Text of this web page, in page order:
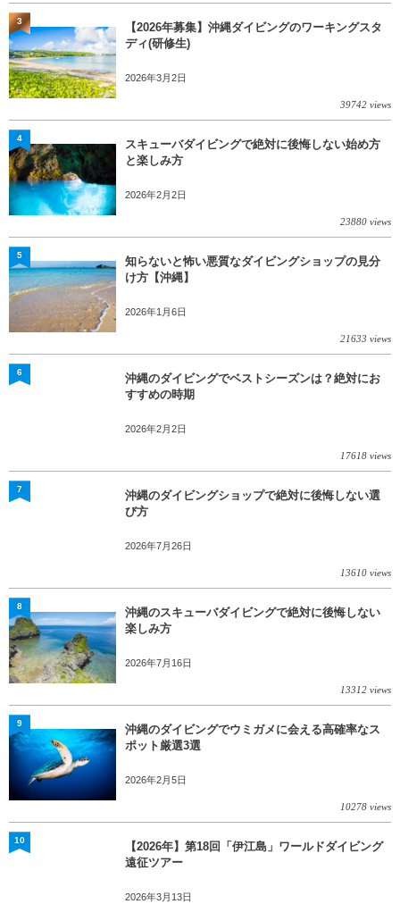
【2026年募集】沖縄ダイビングのワーキングスタ
ディ(研修生)
2026年3月2日
39742 views
3
スキューバダイビングで絶対に後悔しない始め方
と楽しみ方
2026年2月2日
23880 views
4
知らないと怖い悪質なダイビングショップの見分
け方【沖縄】
2026年1月6日
21633 views
5
沖縄のダイビングでベストシーズンは？絶対にお
すすめの時期
2026年2月2日
17618 views
6
沖縄のダイビングショップで絶対に後悔しない選
び方
2026年7月26日
13610 views
7
沖縄のスキューバダイビングで絶対に後悔しない
楽しみ方
2026年7月16日
13312 views
8
沖縄のダイビングでウミガメに会える高確率なス
ポット厳選3選
2026年2月5日
10278 views
9
【2026年】第18回「伊江島」ワールドダイビング
遠征ツアー
2026年3月13日
10